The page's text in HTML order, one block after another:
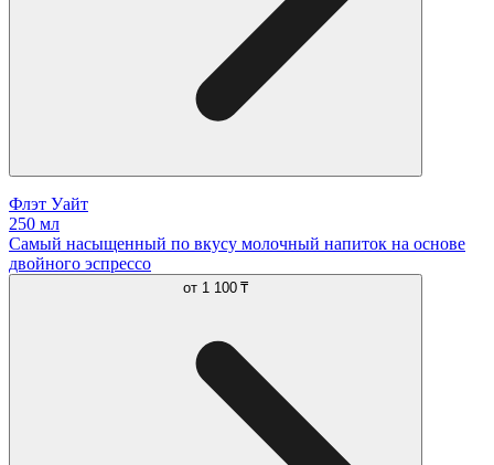
Флэт Уайт
250 мл
Cамый насыщенный по вкусу молочный напиток на основе
двойного эспрессо
от 1 100 ₸